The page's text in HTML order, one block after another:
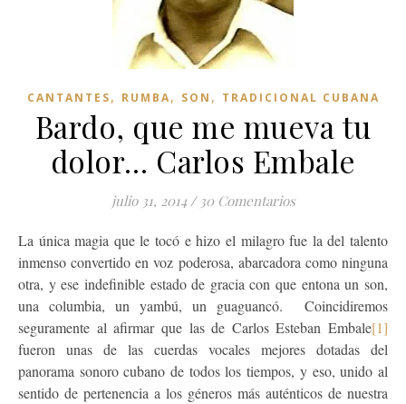
CANTANTES, RUMBA, SON , TRADICIONAL CUBANA
Bardo, que me mueva tu
dolor… Carlos Embale
julio 31, 2014 / 30 Comentarios
La única magia que le tocó e hizo el milagro fue la del talento
inmenso convertido en voz poderosa, abarcadora como ninguna
otra, y ese indefinible estado de gracia con que entona un son,
una columbia, un yambú, un guaguancó. Coincidiremos
seguramente al afirmar que las de Carlos Esteban Embale[1]
fueron unas de las cuerdas vocales mejores dotadas del
panorama sonoro cubano de todos los tiempos, y eso, unido al
sentido de pertenencia a los géneros más auténticos de nuestra